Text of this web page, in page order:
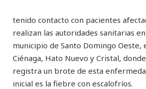
tenido contacto con pacientes
realizan las autoridades sanitarias
municipio de Santo Domingo Oeste,
Ciénaga, Hato Nuevo y Cristal,
registra un brote de esta
inicial es la fiebre con escalofríos.